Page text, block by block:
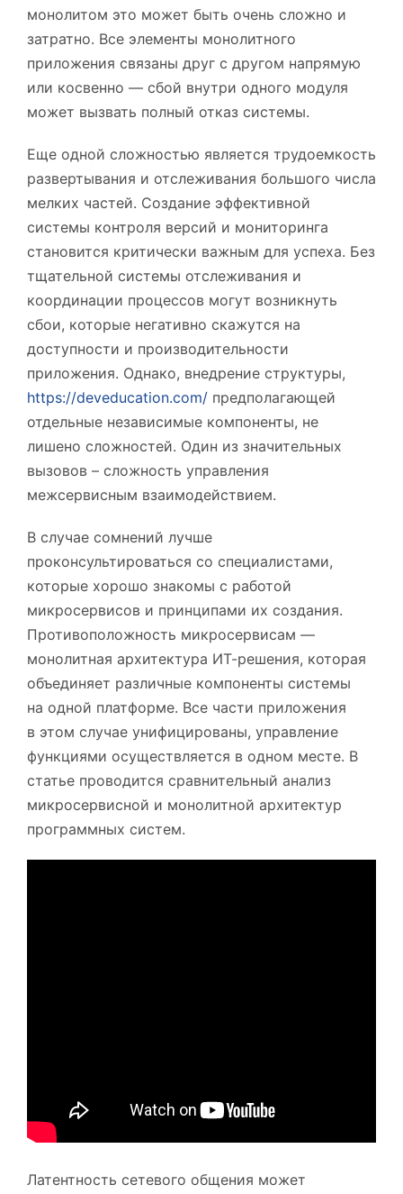
монолитом это может быть очень сложно и
затратно. Все элементы монолитного
приложения связаны друг с другом напрямую
или косвенно — сбой внутри одного модуля
может вызвать полный отказ системы.
Еще одной сложностью является трудоемкость
развертывания и отслеживания большого числа
мелких частей. Создание эффективной
системы контроля версий и мониторинга
становится критически важным для успеха. Без
тщательной системы отслеживания и
координации процессов могут возникнуть
сбои, которые негативно скажутся на
доступности и производительности
приложения. Однако, внедрение структуры,
https://deveducation.com/ предполагающей
отдельные независимые компоненты, не
лишено сложностей. Один из значительных
вызовов – сложность управления
межсервисным взаимодействием.
В случае сомнений лучше
проконсультироваться со специалистами,
которые хорошо знакомы с работой
микросервисов и принципами их создания.
Противоположность микросервисам —
монолитная архитектура ИТ-решения, которая
объединяет различные компоненты системы
на одной платформе. Все части приложения
в этом случае унифицированы, управление
функциями осуществляется в одном месте. В
статье проводится сравнительный анализ
микросервисной и монолитной архитектур
программных систем.
Латентность сетевого общения может